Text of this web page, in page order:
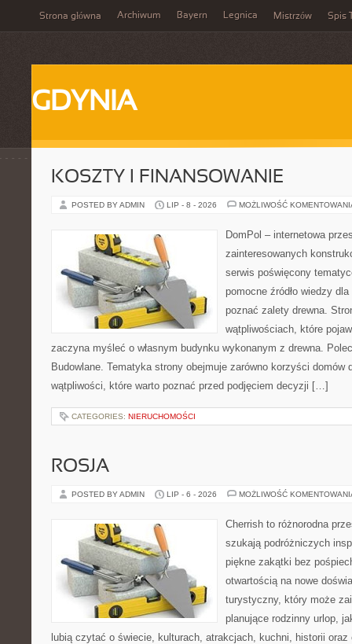
Strona główna Archiwum Bayern Legnica Mistrzów Spis
GDYNIA
KOSZTY I FINANSOWANIE
POSTED BY ADMIN LIP - 8 - 2026 MOŻLIWOŚĆ
DomPol – internetowa
zainteresowanych
serwis poświęcony
pomocne źródło wiedzy
poznać zalety drewna.
wątpliwościach, które
zaczyna myśleć o własnym budynku wykonanym z drewna.
Budowlane. Tematyka strony obejmuje zarówno korzyści domów
wątpliwości, które warto poznać przed podjęciem decyzji […]
CATEGORIES: NIERUCHOMOŚCI
ROSJA
POSTED BY ADMIN LIP - 6 - 2026 MOŻLIWOŚĆ
Cherrish to różnorodna
szukają podróżniczych
piękne zakątki bez
otwartością na nowe
turystyczny, który może
planujące rodzinny urlop,
lubią czytać o świecie, kulturach, atrakcjach, kuchni, historii